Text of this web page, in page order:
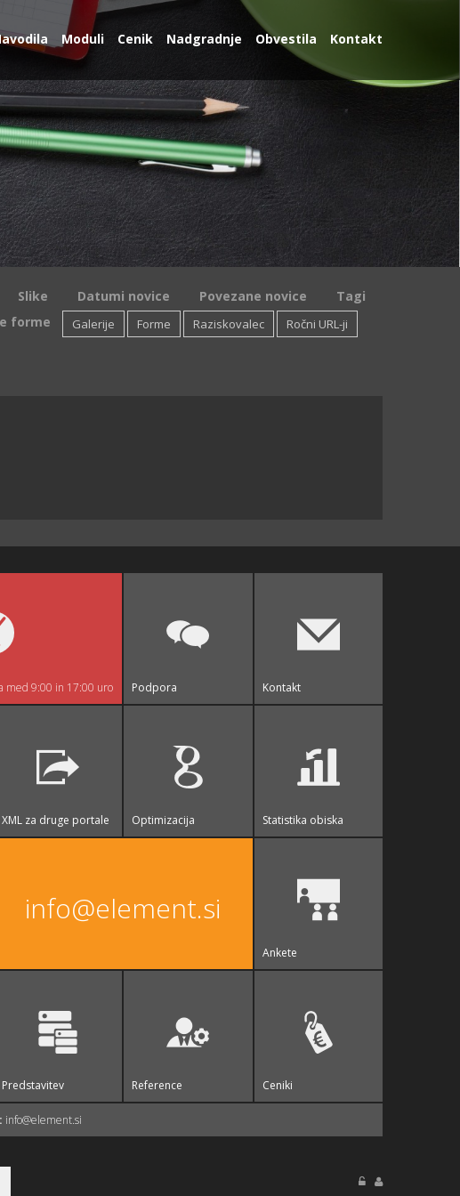
Moduli Cenik Nadgradnje Obvestila Kontakt
Slike Datumi novice Povezane novice
Tagi
forme Galerije Forme Raziskovalec
Ročni URL-ji
med 9:00 in 17:00 uro Podpora Kontakt
XML za druge portale Optimizacija Statistika obiska
info@element.si
Ankete
Predstavitev Reference Ceniki
info@element.si